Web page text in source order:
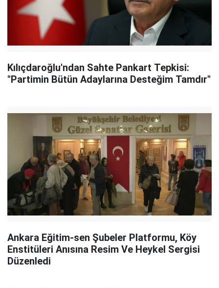
Kılıçdaroğlu'ndan Sahte Pankart Tepkisi:
"Partimin Bütün Adaylarına Desteğim Tamdır"
Ankara Eğitim-sen Şubeler Platformu, Köy
Enstitüleri Anısına Resim Ve Heykel Sergisi
Düzenledi